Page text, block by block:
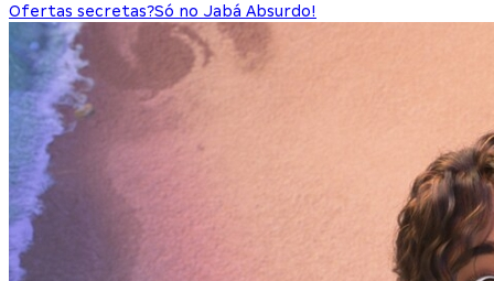
Ofertas secretas?Só no Jabá Absurdo!